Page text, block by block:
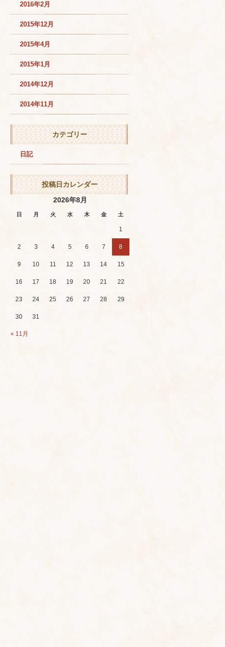
2016年2月
2015年12月
2015年4月
2015年1月
2014年12月
2014年11月
カテゴリー
日記
投稿日カレンダー
2026年8月
日 月 火 水 木 金 土
« 11月
1
2 3 4 5 6 7 8
9 10 11 12 13 14 15
16 17 18 19 20 21 22
23 24 25 26 27 28 29
30 31